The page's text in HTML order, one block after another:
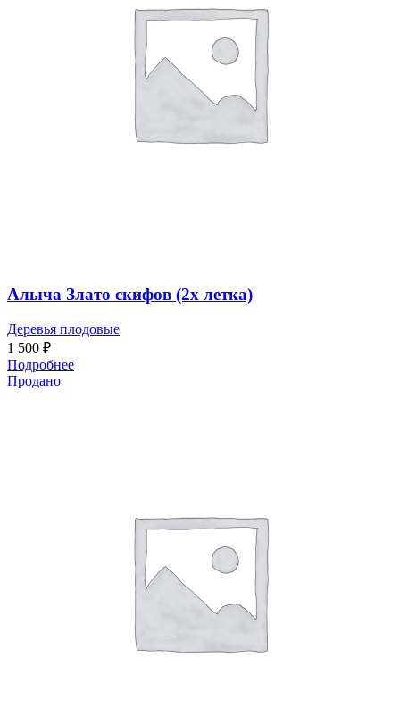
Алыча Злато скифов (2х летка)
Деревья плодовые
1 500 ₽
Подробнее
Продано